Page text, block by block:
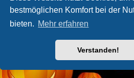
bestmöglichen Komfort bei der
bieten. Mehr erfahren
Verstanden!